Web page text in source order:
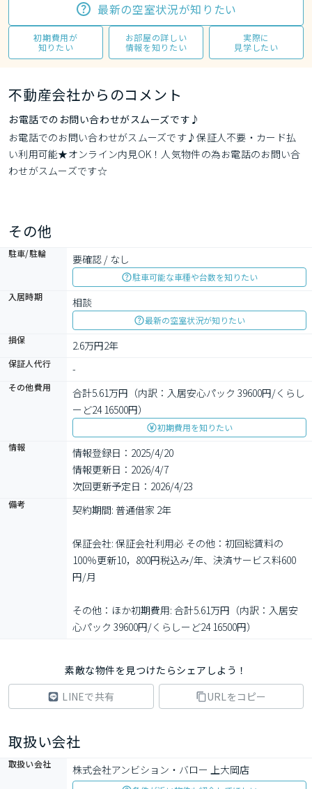
最新の空室状況が知りたい
初期費用が
知りたい
お部屋の詳しい
情報を知りたい
実際に
見学したい
不動産会社からのコメント
お電話でのお問い合わせがスムーズです♪
お電話でのお問い合わせがスムーズです♪保証人不要・カード払
い利用可能★オンライン内見OK！人気物件の為お電話のお問い合
わせがスムーズです☆
その他
駐車/駐輪 要確認 / なし
駐車可能な車種や台数を知りたい
入居時期
相談
最新の空室状況が知りたい
損保
2.6万円2年
保証人代行 -
その他費用
合計5.61万円（内訳：入居安心パック 39600円/くらし
ーど24 16500円）
初期費用を知りたい
情報
情報登録日：2025/4/20
情報更新日：2026/4/7
次回更新予定日：2026/4/23
備考 契約期間: 普通借家 2年
保証会社: 保証会社利用必 その他：初回総賃料の
100％更新10，800円税込み/年、決済サービス料600
円/月
その他：ほか初期費用: 合計5.61万円（内訳：入居安
心パック 39600円/くらしーど24 16500円）
素敵な物件を見つけたらシェアしよう！
LINEで共有
URLをコピー
取扱い会社
取扱い会社 株式会社アンビション・バロー 上大岡店